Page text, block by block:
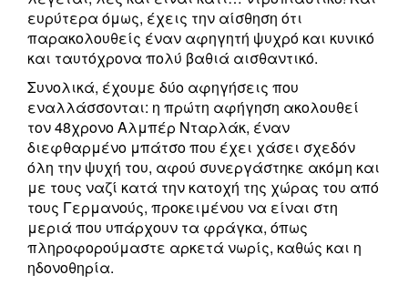
ευρύτερα όμως, έχεις την αίσθηση ότι
παρακολουθείς έναν αφηγητή ψυχρό και κυνικό
και ταυτόχρονα πολύ βαθιά αισθαντικό.
Συνολικά, έχουμε δύο αφηγήσεις που
εναλλάσσονται: η πρώτη αφήγηση ακολουθεί
τον 48χρονο Αλμπέρ Νταρλάκ, έναν
διεφθαρμένο μπάτσο που έχει χάσει σχεδόν
όλη την ψυχή του, αφού συνεργάστηκε ακόμη και
με τους ναζί κατά την κατοχή της χώρας του από
τους Γερμανούς, προκειμένου να είναι στη
μεριά που υπάρχουν τα φράγκα, όπως
πληροφορούμαστε αρκετά νωρίς, καθώς και η
ηδονοθηρία.